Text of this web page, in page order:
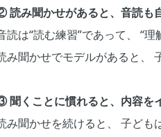
読み聞かせがあると、音読も
読は“読む練習”であって、 “理
み聞かせでモデルがあると、
聞くことに慣れると、内容を
み聞かせを続けると、 子ども